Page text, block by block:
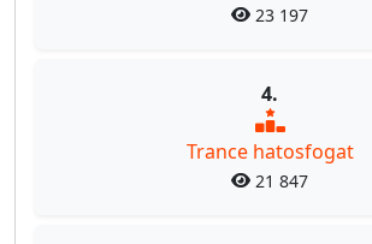
23 197
4.
Trance hatosfogat
21 847